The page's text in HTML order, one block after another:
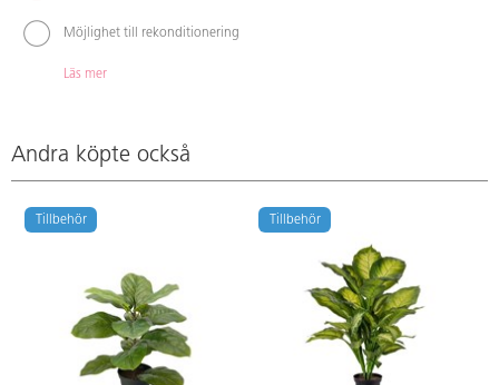
Möjlighet till rekonditionering
Läs mer
Andra köpte också
Tillbehör Tillbehör